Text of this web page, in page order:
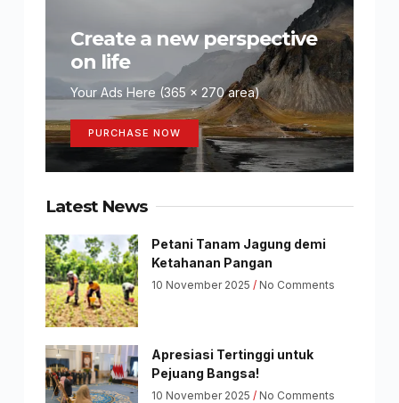
Create a new perspective
on life
Your Ads Here (365 x 270 area)
PURCHASE NOW
Latest News
Petani Tanam Jagung demi
Ketahanan Pangan
10 November 2025 No Comments
Apresiasi Tertinggi untuk
Pejuang Bangsa!
10 November 2025 No Comments